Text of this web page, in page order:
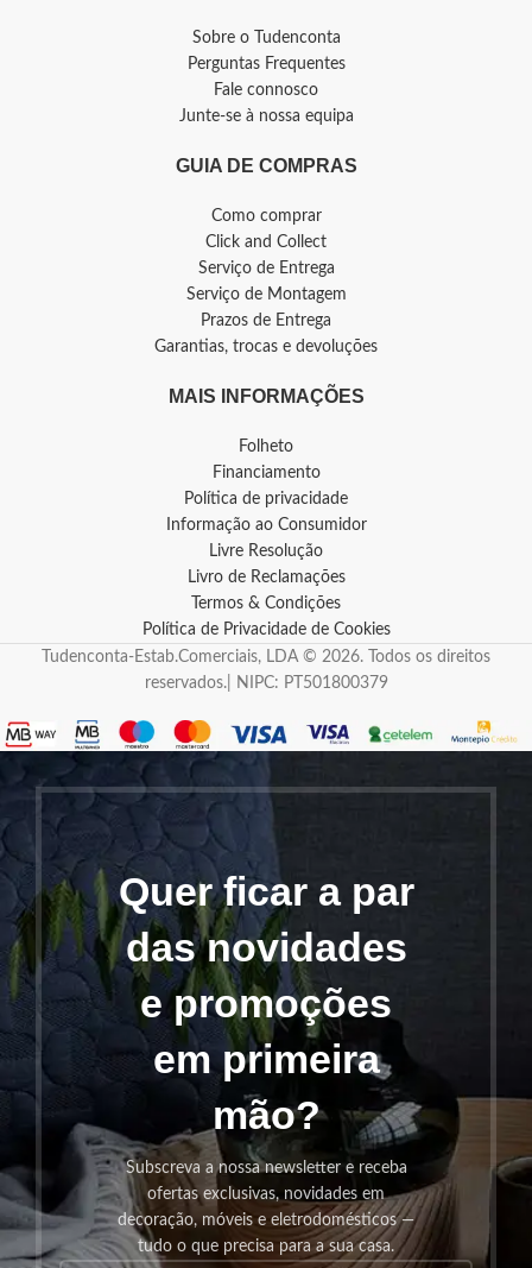
Sobre o Tudenconta
Perguntas Frequentes
Fale connosco
Junte-se à nossa equipa
GUIA DE COMPRAS
Como comprar
Click and Collect
Serviço de Entrega
Serviço de Montagem
Prazos de Entrega
Garantias, trocas e devoluções
MAIS INFORMAÇÕES
Folheto
Financiamento
Política de privacidade
Informação ao Consumidor
Livre Resolução
Livro de Reclamações
Termos & Condições
Política de Privacidade de Cookies
Tudenconta-Estab.Comerciais, LDA © 2026. Todos os direitos
reservados.| NIPC: PT501800379
Quer ficar a par
das novidades
e promoções
em primeira
mão?
Subscreva a nossa newsletter e receba
ofertas exclusivas, novidades em
decoração, móveis e eletrodomésticos —
tudo o que precisa para a sua casa.